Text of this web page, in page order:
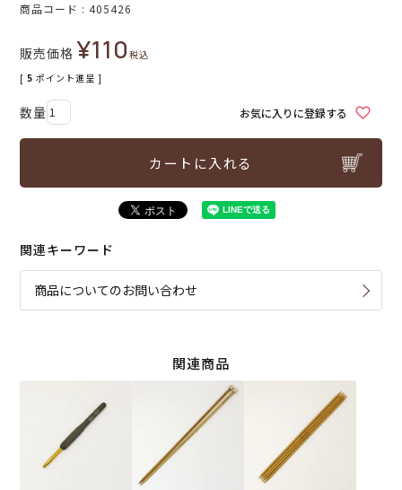
商品コード 405426
販売価格 ¥110税込
[ 5 ポイント進呈 ]
お気に入りに登録する
カートに入れる
関連キーワード
商品についてのお問い合わせ
関連商品